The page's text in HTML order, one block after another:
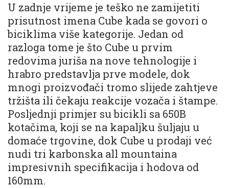
U zadnje vrijeme je teško ne zamijetiti
prisutnost imena Cube kada se govori o
biciklima više kategorije. Jedan od
razloga tome je što Cube u prvim
redovima juriša na nove tehnologije i
hrabro predstavlja prve modele, dok
mnogi proizvođači tromo slijede zahtjeve
tržišta ili čekaju reakcije vozača i štampe.
Posljednji primjer su bicikli sa 650B
kotačima, koji se na kapaljku šuljaju u
domaće trgovine, dok Cube u prodaji već
nudi tri karbonska all mountaina
impresivnih specifikacija i hodova od
160mm.